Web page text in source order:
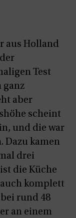
aus Holland
Test
ganz
aber
scheint
und die war
Dazu kamen
drei
die Küche
komplett
rund 48
an einem